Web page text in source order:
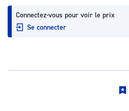
Connectez-vous pour voir le prix
Se connecter